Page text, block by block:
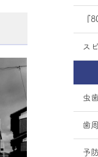
『
ス
虫
歯
予